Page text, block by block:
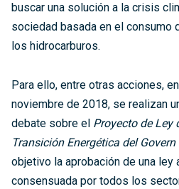
buscar una solución a la crisis
sociedad basada en el consumo
los hidrocarburos.
Para ello, entre otras acciones,
noviembre de 2018, se realizan
debate sobre el Proyecto de Ley
Transición Energética del Govern
objetivo la aprobación de una ley
consensuada por todos los